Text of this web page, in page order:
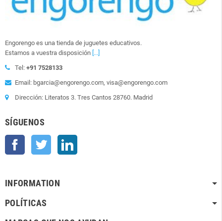
Engorengo es una tienda de juguetes educativos.
Estamos a vuestra disposición [...]
Tel: +91 7528133
Email: bgarcia@engorengo.com, visa@engorengo.com
Dirección: Literatos 3. Tres Cantos 28760. Madrid
SÍGUENOS
Facebook Twitter
INFORMATION
POLÍTICAS